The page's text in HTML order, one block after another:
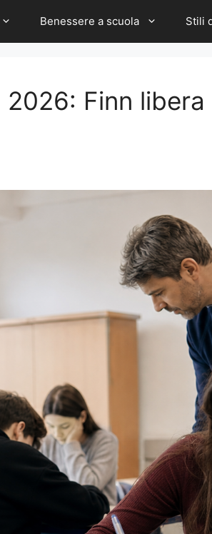
Benessere a scuola Stili
Finn